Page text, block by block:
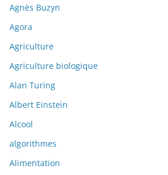
Agnès Buzyn
Agora
Agriculture
Agriculture biologique
Alan Turing
Albert Einstein
Alcool
algorithmes
Alimentation